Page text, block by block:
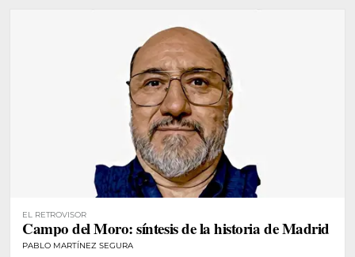
EL RETROVISOR
Campo del Moro: síntesis de la historia de Madrid
PABLO MARTÍNEZ SEGURA